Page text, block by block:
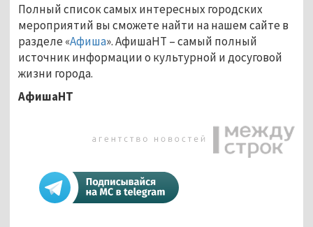
Полный список самых интересных городских
мероприятий вы сможете найти на нашем сайте в
разделе «Афиша». АфишаНТ – самый полный
источник информации о культурной и досуговой
жизни города.
АфишаНТ